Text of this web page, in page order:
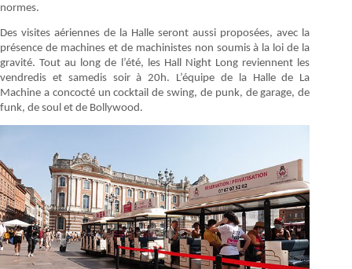
normes.
Des visites aériennes de la Halle seront aussi proposées, avec la
présence de machines et de machinistes non soumis à la loi de la
gravité. Tout au long de l’été, les Hall Night Long reviennent les
vendredis et samedis soir à 20h. L’équipe de la Halle de La
Machine a concocté un cocktail de swing, de punk, de garage, de
funk, de soul et de Bollywood.